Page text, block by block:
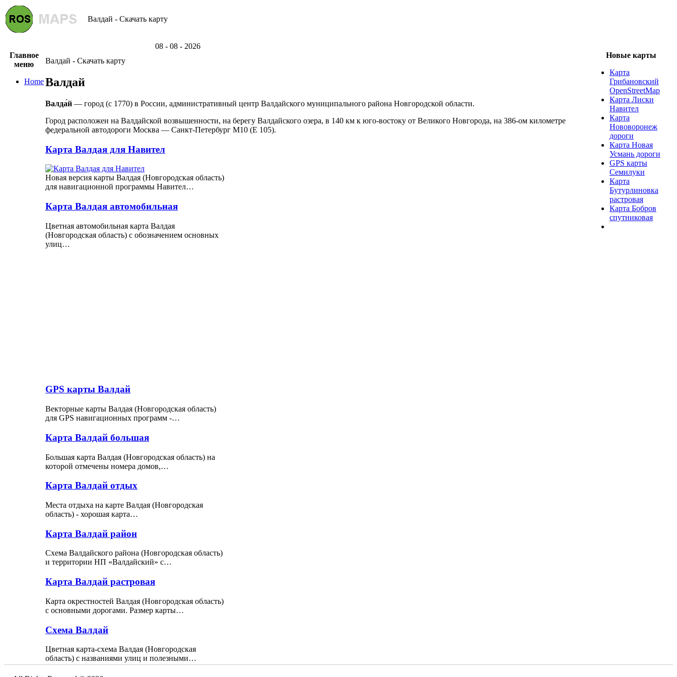
Валдай - Скачать карту
08 - 08 - 2026
Главное
меню
Home
Валдай - Скачать карту
Валдай
Валда́й — город (с 1770) в России, административный центр Валдайского муниципального района Новгородской области.
Город расположен на Валдайской возвышенности, на берегу Валдайского озера, в 140 км к юго-востоку от Великого Новгорода, на 386-ом километре
федеральной автодороги Москва — Санкт-Петербург М10 (E 105).
Карта Валдая для Навител
Новая версия карты Валдая (Новгородская область)
для навигационной программы Навител…
Карта Валдая автомобильная
Цветная автомобильная карта Валдая
(Новгородская область) с обозначением основных
улиц…
GPS карты Валдай
Векторные карты Валдая (Новгородская область)
для GPS навигационных программ -…
Карта Валдай большая
Большая карта Валдая (Новгородская область) на
которой отмечены номера домов,…
Карта Валдай отдых
Места отдыха на карте Валдая (Новгородская
область) - хорошая карта…
Карта Валдай район
Схема Валдайского района (Новгородская область)
и территории НП «Валдайский» с…
Карта Валдай растровая
Карта окрестностей Валдая (Новгородская область)
с основными дорогами. Размер карты…
Схема Валдай
Цветная карта-схема Валдая (Новгородская
область) с названиями улиц и полезными…
Новые карты
Карта
Грибановский
OpenStreetMap
Карта Лиски
Навител
Карта
Нововоронеж
дороги
Карта Новая
Усмань дороги
GPS карты
Семилуки
Карта
Бутурлиновка
растровая
Карта Бобров
спутниковая